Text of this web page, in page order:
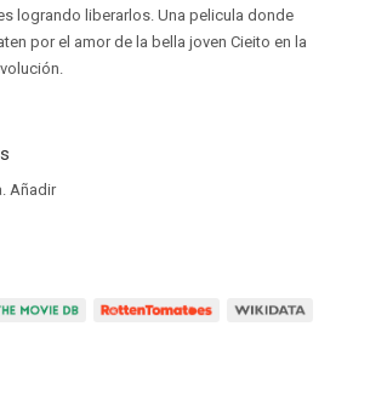
logrando liberarlos. Una pelicula donde
por el amor de la bella joven Cieito en la
Añadir